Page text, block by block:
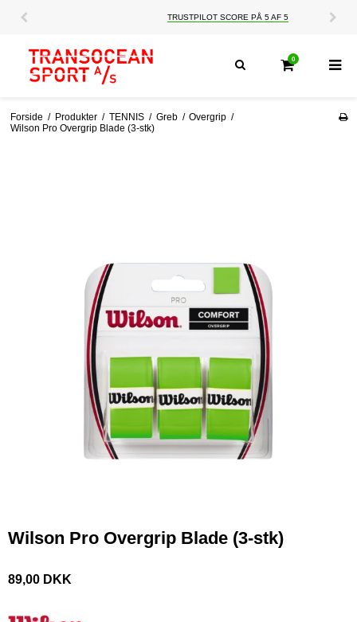
TRUSTPILOT SCORE PÅ 5 AF 5
0
Forside / Produkter / TENNIS / Greb / Overgrip /
Wilson Pro Overgrip Blade (3-stk)
Wilson Pro Overgrip Blade (3-stk)
89,00 DKK